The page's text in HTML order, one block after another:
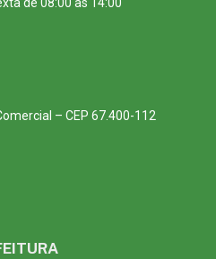
de 08:00 às 14:00
– CEP 67.400-112